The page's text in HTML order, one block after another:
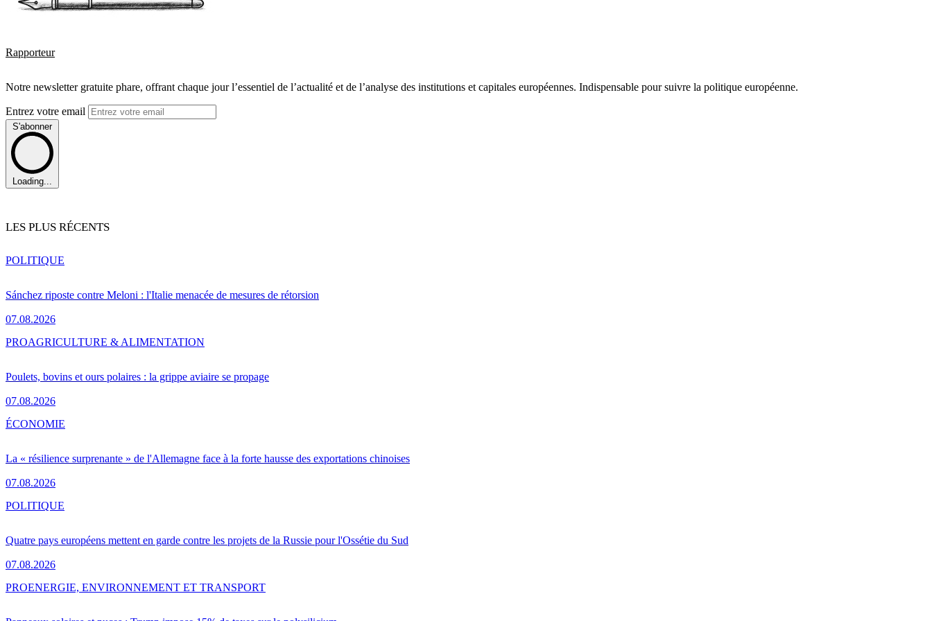
Rapporteur
Notre newsletter gratuite phare, offrant chaque jour l’essentiel de l’actualité et de l’analyse des institutions et capitales européennes. Indispensable pour suivre la politique européenne.
Entrez votre email
S'abonner
Loading...
LES PLUS RÉCENTS
Sánchez riposte contre Meloni : l'Italie menacée de mesures de rétorsion
07.08.2026
POLITIQUE
Poulets, bovins et ours polaires : la grippe aviaire se propage
07.08.2026
PROAGRICULTURE & ALIMENTATION
La « résilience surprenante » de l'Allemagne face à la forte hausse des exportations chinoises
07.08.2026
ÉCONOMIE
Quatre pays européens mettent en garde contre les projets de la Russie pour l'Ossétie du Sud
07.08.2026
POLITIQUE
PROENERGIE, ENVIRONNEMENT ET TRANSPORT